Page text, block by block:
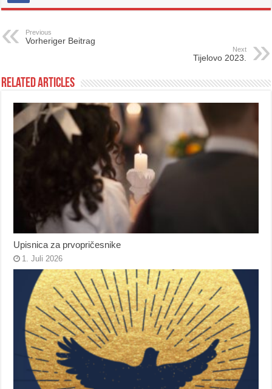
Previous
Vorheriger Beitrag
Next
Tijelovo 2023.
Related Articles
Upisnica za prvopričesnike
1. Juli 2026